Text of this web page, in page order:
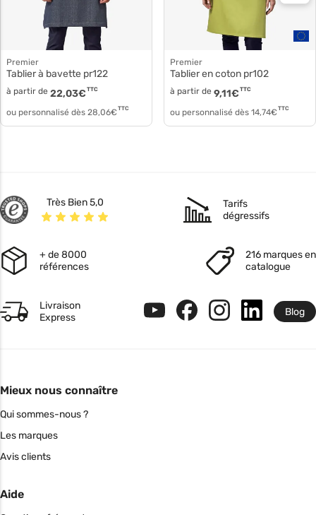
Premier
Tablier à bavette pr122
à partir de 22,03€ TTC
ou personnalisé dès 28,06€ TTC
Premier
Tablier en coton pr102
à partir de 9,11€ TTC
ou personnalisé dès 14,74€ TTC
Très Bien 5,0
Tarifs
dégressifs
+ de 8000
références
216 marques en
catalogue
Livraison
Express
Blog
Mieux nous connaître
Qui sommes-nous ?
Les marques
Avis clients
Aide